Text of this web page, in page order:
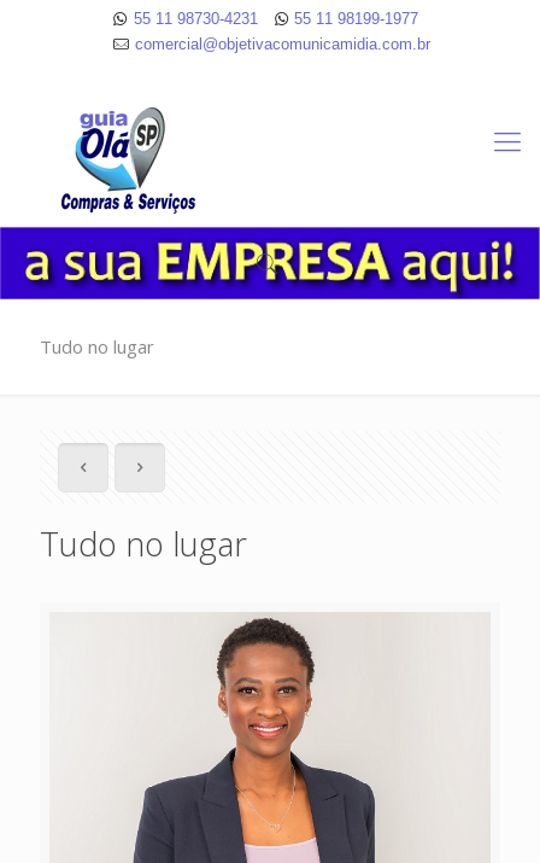
55 11 98730-4231
55 11 98199-1977
comercial@objetivacomunicamidia.com.br
Tudo no lugar
Tudo no lugar